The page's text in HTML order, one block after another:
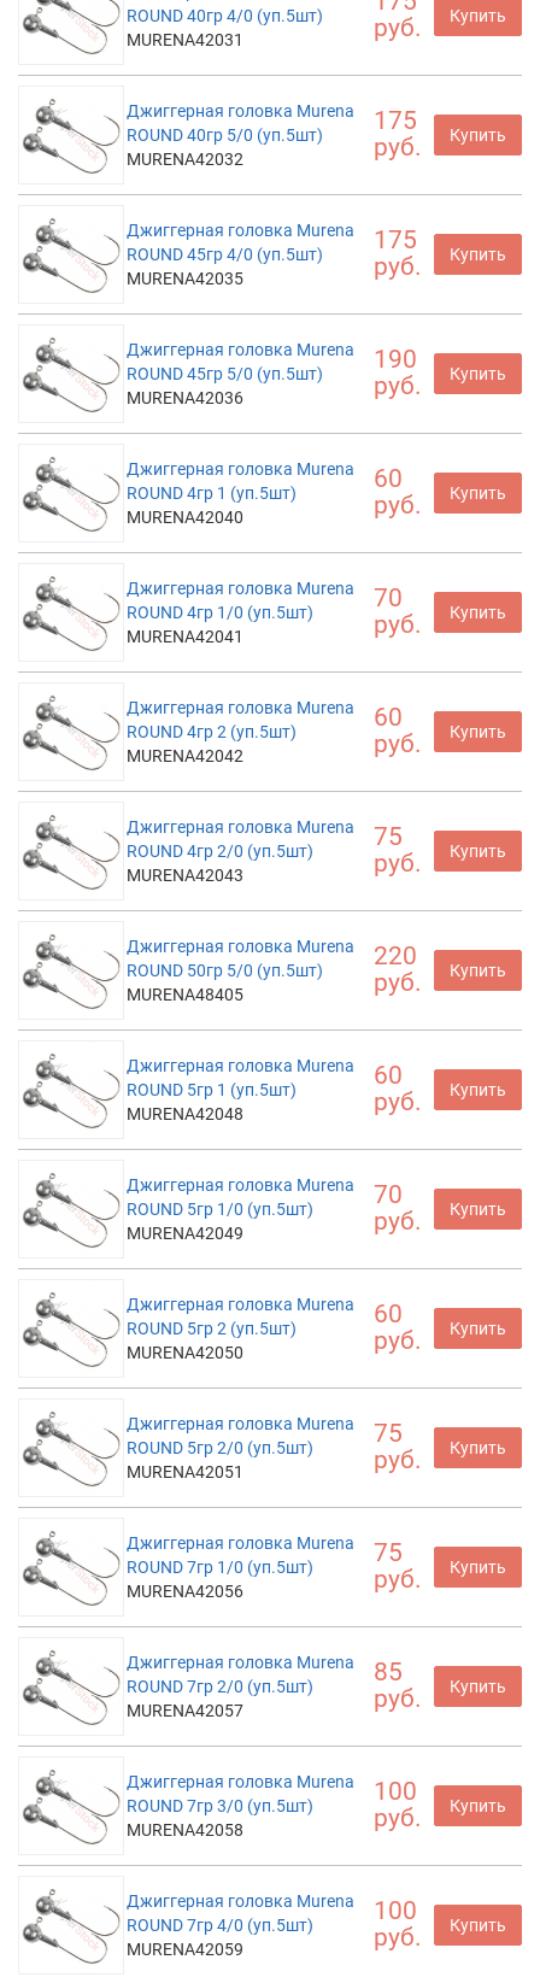
ROUND 40гр 4/0 (уп.5шт)
MURENA42031
руб.
Купить
Джиггерная головка Murena
ROUND 40гр 5/0 (уп.5шт)
MURENA42032
175
руб.
Купить
Джиггерная головка Murena
ROUND 45гр 4/0 (уп.5шт)
MURENA42035
175
руб.
Купить
Джиггерная головка Murena
ROUND 45гр 5/0 (уп.5шт)
MURENA42036
190
руб.
Купить
Джиггерная головка Murena
ROUND 4гр 1 (уп.5шт)
MURENA42040
60
руб.
Купить
Джиггерная головка Murena
ROUND 4гр 1/0 (уп.5шт)
MURENA42041
70
руб.
Купить
Джиггерная головка Murena
ROUND 4гр 2 (уп.5шт)
MURENA42042
60
руб.
Купить
Джиггерная головка Murena
ROUND 4гр 2/0 (уп.5шт)
MURENA42043
75
руб.
Купить
Джиггерная головка Murena
ROUND 50гр 5/0 (уп.5шт)
MURENA48405
220
руб.
Купить
Джиггерная головка Murena
ROUND 5гр 1 (уп.5шт)
MURENA42048
60
руб.
Купить
Джиггерная головка Murena
ROUND 5гр 1/0 (уп.5шт)
MURENA42049
70
руб.
Купить
Джиггерная головка Murena
ROUND 5гр 2 (уп.5шт)
MURENA42050
60
руб.
Купить
Джиггерная головка Murena
ROUND 5гр 2/0 (уп.5шт)
MURENA42051
75
руб.
Купить
Джиггерная головка Murena
ROUND 7гр 1/0 (уп.5шт)
MURENA42056
75
руб.
Купить
Джиггерная головка Murena
ROUND 7гр 2/0 (уп.5шт)
MURENA42057
85
руб.
Купить
Джиггерная головка Murena
ROUND 7гр 3/0 (уп.5шт)
MURENA42058
100
руб.
Купить
Джиггерная головка Murena
ROUND 7гр 4/0 (уп.5шт)
MURENA42059
100
руб.
Купить